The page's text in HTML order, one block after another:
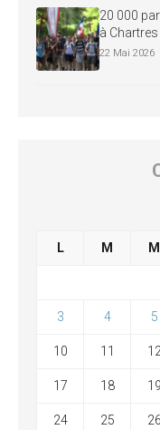
20 000
à Chartres
22 Mai 2026
L M M
3 4 5
10 11 12
17 18 19
24 25 26